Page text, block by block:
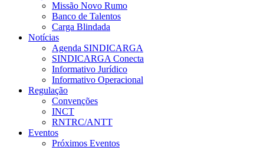
Missão Novo Rumo
Banco de Talentos
Carga Blindada
Notícias
Agenda SINDICARGA
SINDICARGA Conecta
Informativo Jurídico
Informativo Operacional
Regulação
Convenções
INCT
RNTRC/ANTT
Eventos
Próximos Eventos